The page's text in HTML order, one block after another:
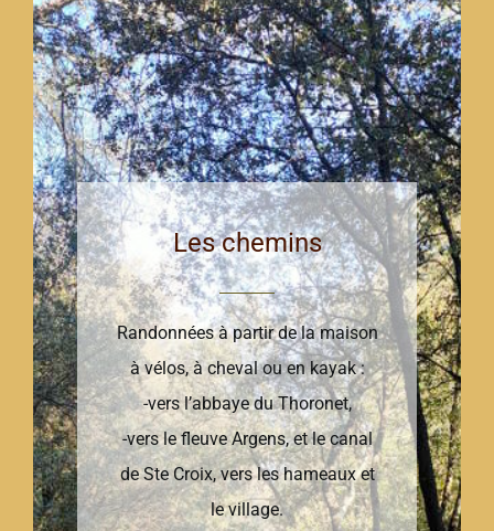
Les chemins
Randonnées à partir de la maison
à vélos, à cheval ou en kayak :
-vers l’abbaye du Thoronet,
-vers le fleuve Argens, et le canal
de Ste Croix, vers les hameaux et
le village.